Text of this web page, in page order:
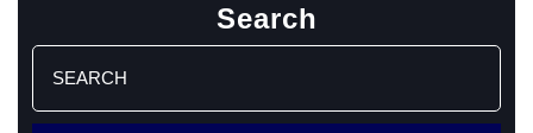
Search
Search
for: